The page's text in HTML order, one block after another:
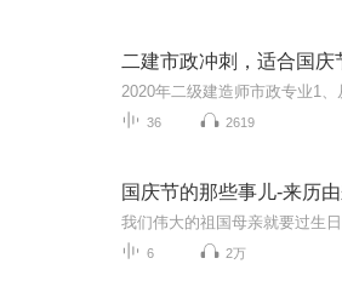
二建市政冲刺，适合国庆
36 2619
国庆节的那些事儿-来历
6 2万